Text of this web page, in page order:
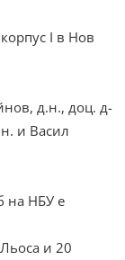
I в Нов
д.н., доц. д-
и Васил
на НБУ е
и 20